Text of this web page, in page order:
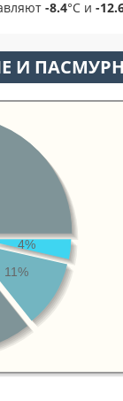
-8.4°С и -
И
4%
11%